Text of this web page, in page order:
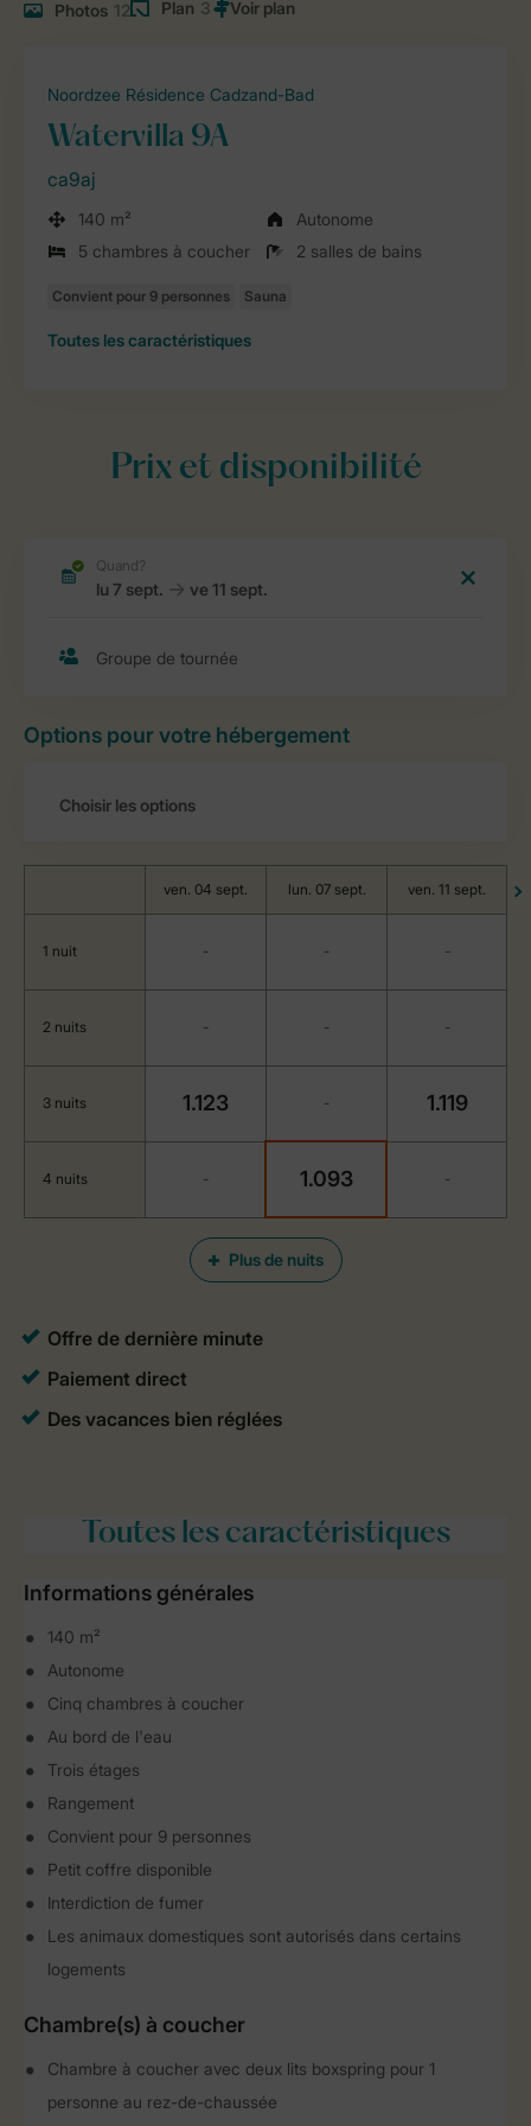
Photos 12 Plan 3
Noordzee Résidence Cadzand-Bad
Watervilla 9A
ca9aj
140 m²
Autonome
5 chambres à coucher
2 salles de bains
Toutes les caractéristiques
Prix et disponibilité
Options pour votre hébergement
Plus de nuits
ven. 04 sept. lun. 07 sept. ven. 11 sept.
1 nuit - - -
2 nuits - - -
3 nuits 1.123 - 1.119
4 nuits - 1.093 -
Toutesles caractéristiques
Informations générales
140 m²
Autonome
Cinq chambres à coucher
Au bord de l'eau
Trois étages
Rangement
Convient pour 9 personnes
Petit coffre disponible
Interdiction de fumer
Les animaux domestiques sont autorisés dans certains
logements
Chambre(s) à coucher
Chambre à coucher avec deux lits boxspring pour 1
personne au rez-de-chaussée